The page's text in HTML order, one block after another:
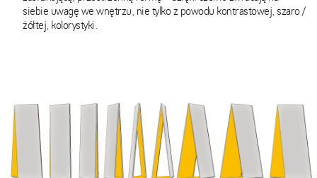
siebie uwagę we wnętrzu, nie tylko z powodu kontrastowej, szaro /
żółtej, kolorystyki.